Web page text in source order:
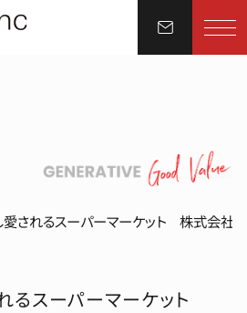
されるスーパーマーケット 株式会社キ
るスーパーマーケット